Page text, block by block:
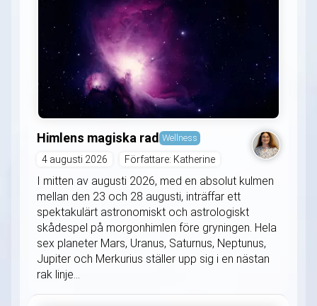
Himlens magiska rad Wellness
4 augusti 2026 Författare: Katherine
I mitten av augusti 2026, med en absolut kulmen
mellan den 23 och 28 augusti, inträffar ett
spektakulärt astronomiskt och astrologiskt
skådespel på morgonhimlen före gryningen. Hela
sex planeter Mars, Uranus, Saturnus, Neptunus,
Jupiter och Merkurius ställer upp sig i en nästan
rak linje...